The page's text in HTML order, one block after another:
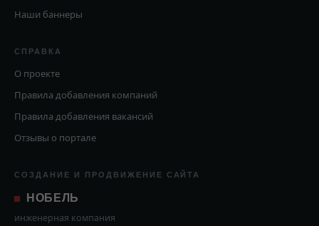
Наши баннеры
СПРАВКА
О проекте
Правила добавления компаний
Правила добавления вакансий
Отзывы о портале
СОЗДАНИЕ И ПРОДВИЖЕНИЕ САЙТА
НОБЕЛЬ
инженерная компания